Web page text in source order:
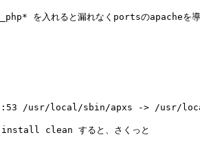
を入れると漏れなくportsのapache
/usr/local/sbin/apxs -> /usr/
clean すると、さくっと